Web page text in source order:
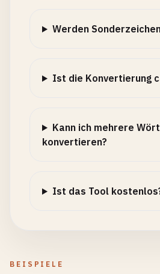
Werden
Ist die Konvertierung
Kann ich mehrere
konvertieren?
Ist das Tool
BEISPIELE